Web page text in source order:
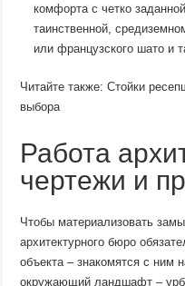
комфорта с четко
таинственной,
или французского шато и
Читайте также: Стойки
выбора
Работа
чертежи и
Чтобы материализовать
архитектурного бюро
объекта – знакомятся с ним
окружающий ландшафт –